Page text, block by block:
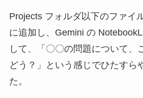
Projects フォルダ以下のファイ
に追加し、Gemini の
して、「〇〇の問題について、
どう？」という感じでひたすら
た。